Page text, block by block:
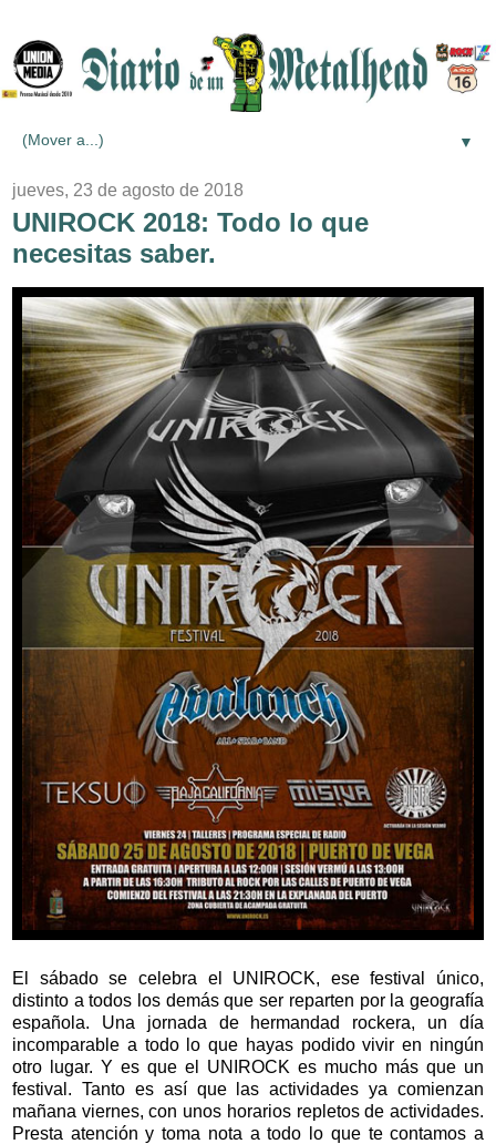
▼
jueves, 23 de agosto de 2018
UNIROCK 2018: Todo lo que
necesitas saber.
El sábado se celebra el UNIROCK, ese festival único,
distinto a todos los demás que ser reparten por la geografía
española. Una jornada de hermandad rockera, un día
incomparable a todo lo que hayas podido vivir en ningún
otro lugar. Y es que el UNIROCK es mucho más que un
festival. Tanto es así que las actividades ya comienzan
mañana viernes, con unos horarios repletos de actividades.
Presta atención y toma nota a todo lo que te contamos a